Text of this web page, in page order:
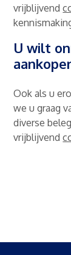
vrijblijvend
U wilt
Ook als u
we u graag
diverse
vrijblijvend